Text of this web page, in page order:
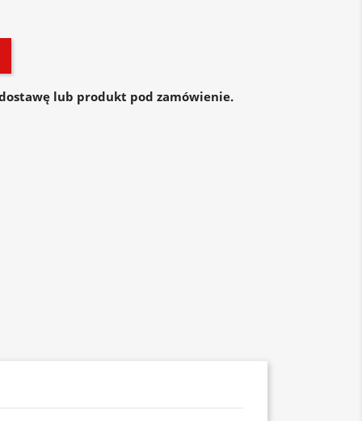
lub produkt pod zamówienie.